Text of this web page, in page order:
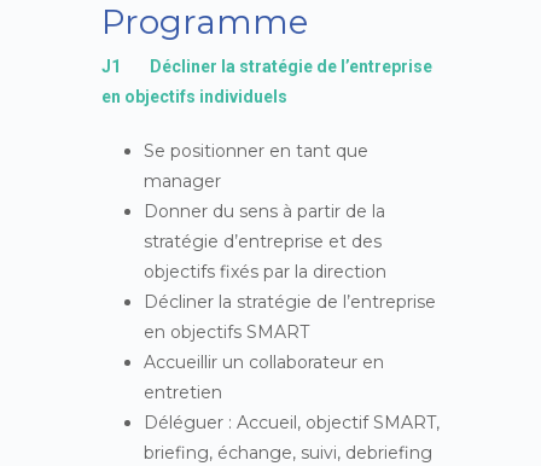
Programme
J1 Décliner la stratégie de l’entreprise
en objectifs individuels
Se positionner en tant que
manager
Donner du sens à partir de la
stratégie d’entreprise et des
objectifs fixés par la direction
Décliner la stratégie de l’entreprise
en objectifs SMART
Accueillir un collaborateur en
entretien
Déléguer : Accueil, objectif SMART,
briefing, échange, suivi, debriefing